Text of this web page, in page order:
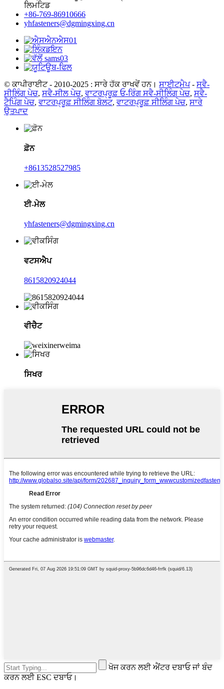
ਲਿਮਟਿਡ
+86-769-86910666
yhfasteners@dgmingxing.cn
© ਕਾਪੀਰਾਈਟ - 2010-2025 : ਸਾਰੇ ਹੱਕ ਰਾਖਵੇਂ ਹਨ। ਸਾਈਟਮੈਪ- ਸਵੈ-
ਸੀਲਿੰਗ ਪੇਚ, ਸਵੈ-ਸੀਲ ਪੇਚ, ਵਾਟਰਪ੍ਰੂਫ਼ ਓ-ਰਿੰਗ ਸਵੈ-ਸੀਲਿੰਗ ਪੇਚ, ਸਵੈ-
ਟੈਪਿੰਗ ਪੇਚ, ਵਾਟਰਪ੍ਰੂਫ਼ ਸੀਲਿੰਗ ਬੋਲਟ, ਵਾਟਰਪ੍ਰੂਫ਼ ਸੀਲਿੰਗ ਪੇਚ, ਸਾਰੇ
ਉਤਪਾਦ
ਫ਼ੋਨ
+8613528527985
ਈ-ਮੇਲ
yhfasteners@dgmingxing.cn
ਵਟਸਐਪ
8615820924044
ਵੀਚੈਟ
ਸਿਖਰ
ਖੋਜ ਕਰਨ ਲਈ ਐਂਟਰ ਦਬਾਓ ਜਾਂ ਬੰਦ
ਕਰਨ ਲਈ ESC ਦਬਾਓ।